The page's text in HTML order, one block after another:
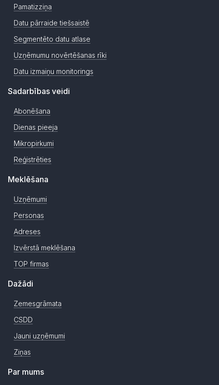
Pamatizziņa
Datu pārraide tiešsaistē
Segmentēto datu atlase
Uzņēmumu novērtēšanas rīki
Datu izmaiņu monitorings
Sadarbības veidi
Abonēšana
Dienas pieeja
Mikropirkumi
Reģistrēties
Meklēšana
Uzņēmumi
Personas
Adreses
Izvērstā meklēšana
TOP firmas
Dažādi
Zemesgrāmata
CSDD
Jauni uzņēmumi
Ziņas
Par mums